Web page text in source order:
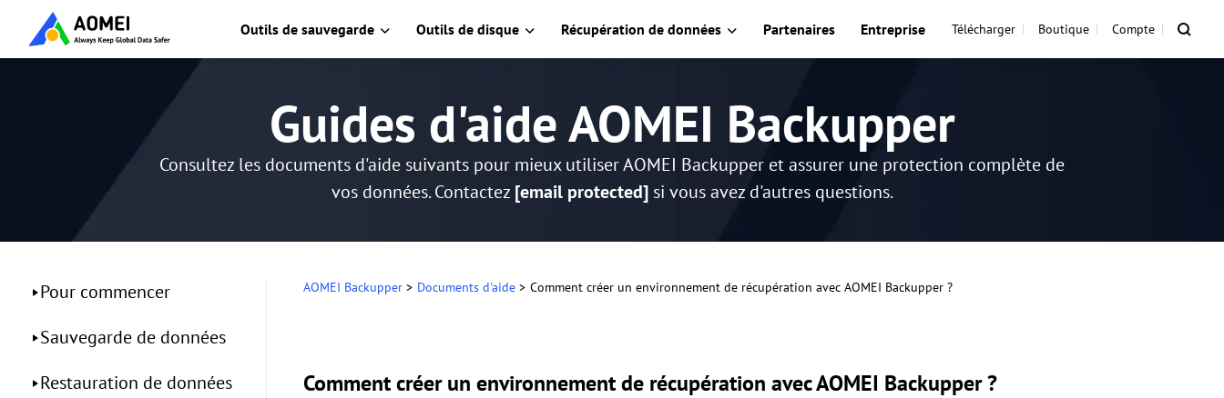
Outils de sauvegarde Outils de disque Récupération de données Partenaires Entreprise Télécharger Boutique Compte
Guides d'aide AOMEI Backupper
Consultez les documents d'aide suivants pour mieux utiliser AOMEI Backupper et assurer une protection complète de
vos données. Contactez [email protected]si vous avez d'autres questions.
Pour commencer
Sauvegarde de données
Restauration de données
AOMEI Backupper > Documents d'aide > Comment créer un environnement de récupération avec AOMEI Backupper ?
Comment créer un environnement de récupération avec AOMEI Backupper ?